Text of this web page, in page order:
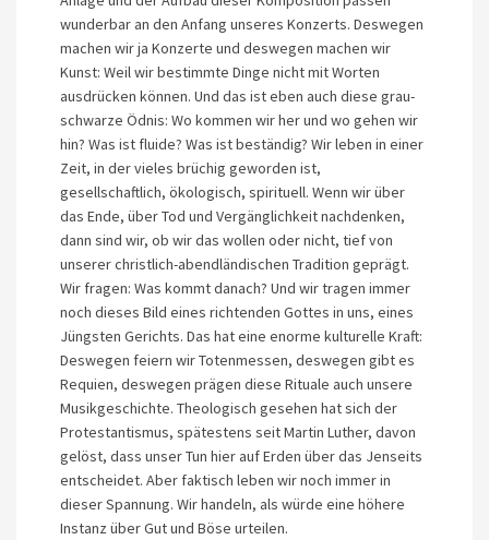
wunderbar an den Anfang unseres Konzerts. Deswegen
machen wir ja Konzerte und deswegen machen wir
Kunst: Weil wir bestimmte Dinge nicht mit Worten
ausdrücken können. Und das ist eben auch diese grau-
schwarze Ödnis: Wo kommen wir her und wo gehen wir
hin? Was ist fluide? Was ist beständig? Wir leben in einer
Zeit, in der vieles brüchig geworden ist,
gesellschaftlich, ökologisch, spirituell. Wenn wir über
das Ende, über Tod und Vergänglichkeit nachdenken,
dann sind wir, ob wir das wollen oder nicht, tief von
unserer christlich-abendländischen Tradition geprägt.
Wir fragen: Was kommt danach? Und wir tragen immer
noch dieses Bild eines richtenden Gottes in uns, eines
Jüngsten Gerichts. Das hat eine enorme kulturelle Kraft:
Deswegen feiern wir Totenmessen, deswegen gibt es
Requien, deswegen prägen diese Rituale auch unsere
Musikgeschichte. Theologisch gesehen hat sich der
Protestantismus, spätestens seit Martin Luther, davon
gelöst, dass unser Tun hier auf Erden über das Jenseits
entscheidet. Aber faktisch leben wir noch immer in
dieser Spannung. Wir handeln, als würde eine höhere
Instanz über Gut und Böse urteilen.